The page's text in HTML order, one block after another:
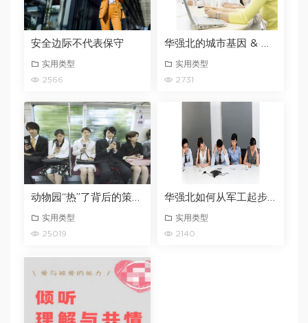
安全边际不代表保守
实用类型
2566
华强北的城市基因 & 工程师基因 & 山寨基因
实用类型
2731
动物园“热”了背后的策展思维
实用类型
25019
华强北如何从军工起步成为电子第一街？
实用类型
2140